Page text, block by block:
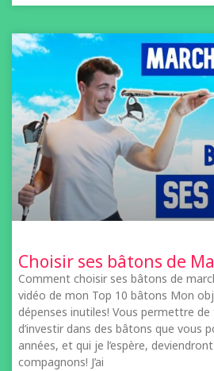
Choisir ses bâtons de
Comment choisir ses bâtons de
vidéo de mon Top 10 bâtons Mon
dépenses inutiles! Vous permettre
d’investir dans des bâtons que vous
années, et qui je l’espère,
compagnons! J’ai